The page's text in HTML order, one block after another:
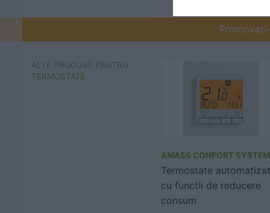
ALTE PRODUSE PENTRU
TERMOSTATE
AMASS CONFORT
Termostate
cu functii de reducere
consum